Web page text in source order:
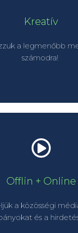
Kreatív
a legmenőbb
számodra!
Koncepciófejlesztés
Fotó előállítás
Grafika
Offlin + Online
a közösségi
és a
Online + Offline
oldal
PPC menedzsment
Aktivációk